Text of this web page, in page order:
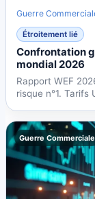
Guerre
Étroitement lié
Confrontation
mondial 2026
Rapport WEF
risque n°1. Tarifs
Guerre Commerciale